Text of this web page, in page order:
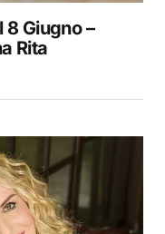
Giugno –
Rita